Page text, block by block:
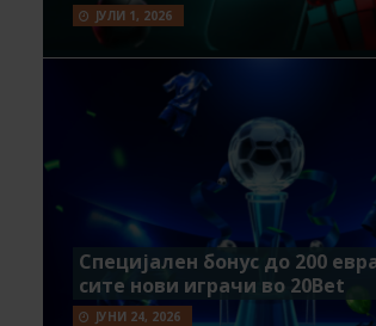
ЈУЛИ 1, 2026
Специјален бонус до 200
сите нови играчи во 20Bet
ЈУНИ 24, 2026